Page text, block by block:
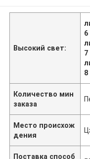
Высокий свет:
6
7
8
Количество мин
заказа
Место происхож
дения
Поставка способ